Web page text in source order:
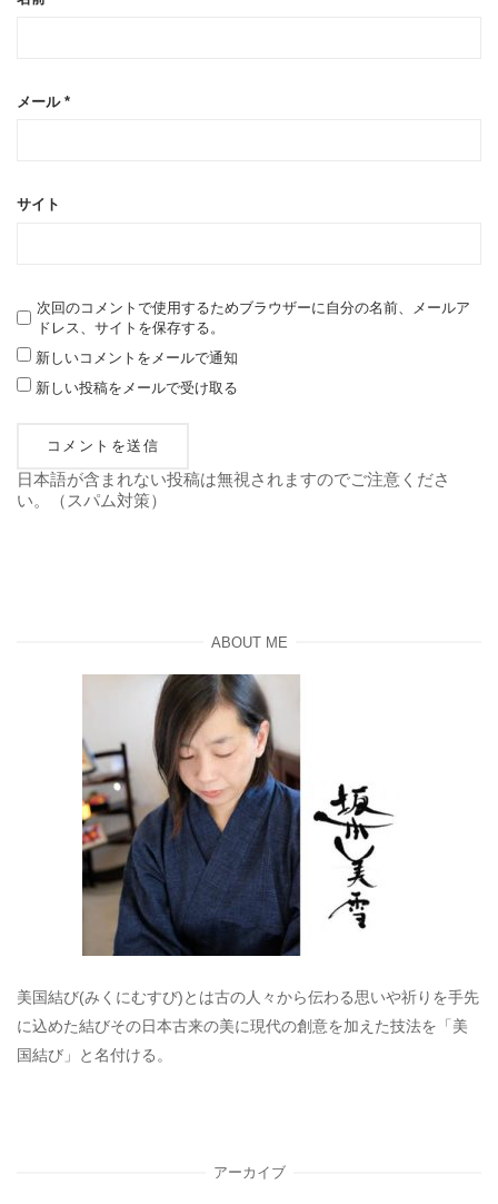
メール *
サイト
次回のコメントで使用するためブラウザーに自分の名前、メールア
ドレス、サイトを保存する。
新しいコメントをメールで通知
新しい投稿をメールで受け取る
日本語が含まれない投稿は無視されますのでご注意くださ
い。（スパム対策）
ABOUT ME
美国結び(みくにむすび)とは古の人々から伝わる思いや祈りを手先
に込めた結びその日本古来の美に現代の創意を加えた技法を「美
国結び」と名付ける。
アーカイブ